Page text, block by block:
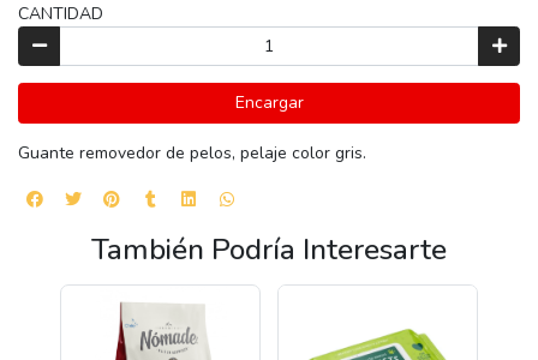
CANTIDAD
Encargar
Guante removedor de pelos, pelaje color gris.
También Podría Interesarte